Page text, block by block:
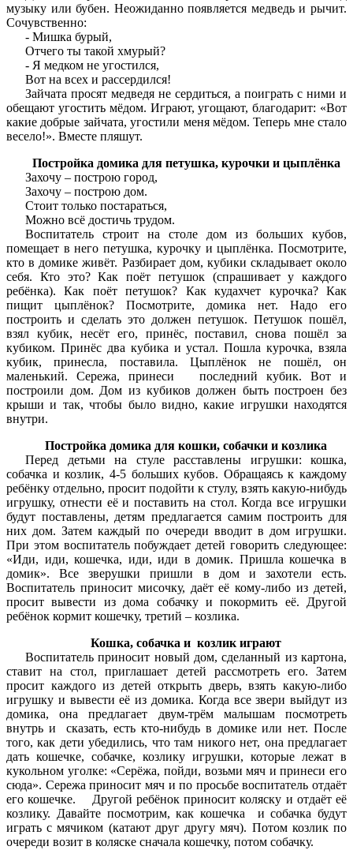
музыку или бубен. Неожиданно появляется медведь и рычит.
Сочувственно:
- Мишка бурый,
Отчего ты такой хмурый?
- Я медком не угостился,
Вот на всех и рассердился!
Зайчата просят медведя не сердиться, а поиграть с ними и
обещают угостить мёдом. Играют, угощают, благодарит: «Вот
какие добрые зайчата, угостили меня мёдом. Теперь мне стало
весело!». Вместе пляшут.
Постройка домика для петушка, курочки и цыплёнка
Захочу – построю город,
Захочу – построю дом.
Стоит только постараться,
Можно всё достичь трудом.
Воспитатель строит на столе дом из больших кубов,
помещает в него петушка, курочку и цыплёнка. Посмотрите,
кто в домике живёт. Разбирает дом, кубики складывает около
себя. Кто это? Как поёт петушок (спрашивает у каждого
ребёнка). Как поёт петушок? Как кудахчет курочка? Как
пищит цыплёнок? Посмотрите, домика нет. Надо его
построить и сделать это должен петушок. Петушок пошёл,
взял кубик, несёт его, принёс, поставил, снова пошёл за
кубиком. Принёс два кубика и устал. Пошла курочка, взяла
кубик, принесла, поставила. Цыплёнок не пошёл, он
маленький. Сережа, принеси последний кубик. Вот и
построили дом. Дом из кубиков должен быть построен без
крыши и так, чтобы было видно, какие игрушки находятся
внутри.
Постройка домика для кошки, собачки и козлика
Перед детьми на стуле расставлены игрушки: кошка,
собачка и козлик, 4-5 больших кубов. Обращаясь к каждому
ребёнку отдельно, просит подойти к стулу, взять какую-нибудь
игрушку, отнести её и поставить на стол. Когда все игрушки
будут поставлены, детям предлагается самим построить для
них дом. Затем каждый по очереди вводит в дом игрушки.
При этом воспитатель побуждает детей говорить следующее:
«Иди, иди, кошечка, иди, иди в домик. Пришла кошечка в
домик». Все зверушки пришли в дом и захотели есть.
Воспитатель приносит мисочку, даёт её кому-либо из детей,
просит вывести из дома собачку и покормить её. Другой
ребёнок кормит кошечку, третий – козлика.
Кошка, собачка и козлик играют
Воспитатель приносит новый дом, сделанный из картона,
ставит на стол, приглашает детей рассмотреть его. Затем
просит каждого из детей открыть дверь, взять какую-либо
игрушку и вывести её из домика. Когда все звери выйдут из
домика, она предлагает двум-трём малышам посмотреть
внутрь и сказать, есть кто-нибудь в домике или нет. После
того, как дети убедились, что там никого нет, она предлагает
дать кошечке, собачке, козлику игрушки, которые лежат в
кукольном уголке: «Серёжа, пойди, возьми мяч и принеси его
сюда». Сережа приносит мяч и по просьбе воспитатель отдаёт
его кошечке. Другой ребёнок приносит коляску и отдаёт её
козлику. Давайте посмотрим, как кошечка и собачка будут
играть с мячиком (катают друг другу мяч). Потом козлик по
очереди возит в коляске сначала кошечку, потом собачку.